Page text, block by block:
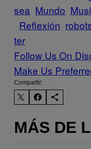
sea Mundo
Reflexión
ter
Follow Us On
Make Us
Compartir:
MÁS DE